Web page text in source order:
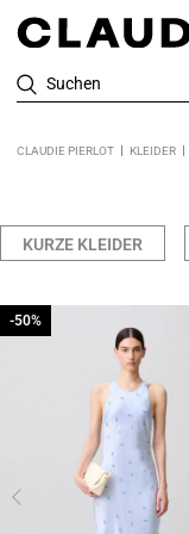
Suchen
CLAUDIE PIERLOT KLEIDER
KURZE KLEIDER
-50%
-50%